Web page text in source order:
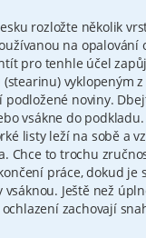
rozložte několik
na
pro tenhle účel
vyklopeným
noviny.
vsákne do
listy leží na sobě a
Chce to trochu
práce, dokud
Ještě než
zachovají